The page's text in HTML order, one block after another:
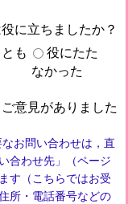
に立ちましたか？
も
役にたた
なかった
意見がありました
なお問い合わせは，直
合わせ先」（ページ
す（こちらではお受
所・電話番号などの